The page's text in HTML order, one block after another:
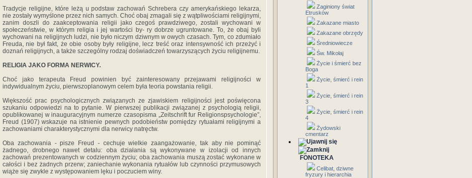
Tradycje religijne, które leżą u podstaw zachowań Schrebera czy amerykańskiego lekarza,
nie zostały wymyślone przez nich samych. Choć obaj zmagali się z wątpliwościami religijnymi,
zanim doszli do zaakceptowania religii jako czegoś prawdziwego, zostali wychowani w
społeczeństwie, w którym religia i jej wartości by- ry dobrze ugruntowane. To, że obaj byli
wychowani na religijnych ludzi, nie było niczym dziwnym w owych czasach. Tym, co zdumiało
Freuda, nie był fakt, że obie osoby były religijne, lecz treść oraz intensywność ich przeżyć i
doznań religijnych, a także szczególny rodzaj doświadczeń towarzyszących życiu religijnemu.
RELIGIA JAKO FORMA NERWICY.
Choć jako terapeuta Freud powinien być zainteresowany przejawami religijności w
indywidualnym życiu, pierwszoplanowym celem była teoria powstania religii.
Większość prac psychologicznych związanych ze zjawiskiem religijności jest poświęcona
szukaniu odpowiedzi na to pytanie. W pierwszej publikacji związanej z psychologią religii,
opublikowanej w inauguracyjnym numerze czasopisma „Zeitschrift fur Religionspsychologie”,
Freud (1907) wskazuje na istnienie pewnych podobieństw pomiędzy rytuałami religijnymi a
zachowaniami charakterystycznymi dla nerwicy natręctw.
Oba zachowania - pisze Freud - cechuje wielkie zaangażowanie, tak aby nie pominąć
żadnego, drobnego nawet detalu: oba działania są wykonywane w izolacji od innych
zachowań prezentowanych w codziennym życiu; oba zachowania muszą zostać wykonane w
całości i bez żadnych przerw; zaniechanie wykonania rytuałów lub czynności przymusowych
wiąże się zwykle z występowaniem lęku i poczuciem winy.
Zaginiony świat
Etrusków
Zakazane miasto
Zakazane obrzędy
Średniowiecze
Św. Mikołaj
Życie i śmierć bez
Boga
Życie, śmierć i rein
1
Życie, śmierć i rein
3
Życie, śmierć i rein
4
Żydowski
cmentarz
FONOTEKA
Celibat, dziwne
fryzury i hierarchia